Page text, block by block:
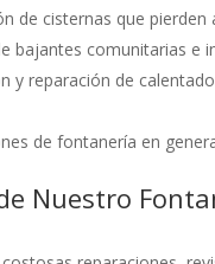
de cisternas que pierden
bajantes comunitarias e
y reparación de
de fontanería en
Nuestro